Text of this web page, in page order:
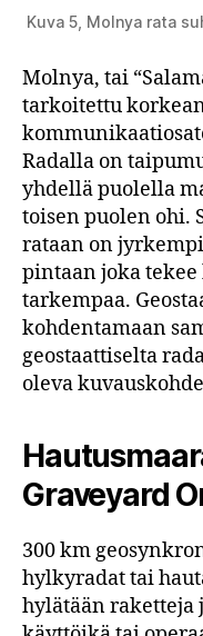
Kuva 5, Molnya rata
Molnya, tai
tarkoitettu
Radalla on
yhdellä puolella
toisen puolen ohi.
rataan on
pintaan joka
tarkempaa.
kohdentamaan
geostaattiselta
oleva
Graveyard
300 km
hylkyradat tai
hylätään raketteja